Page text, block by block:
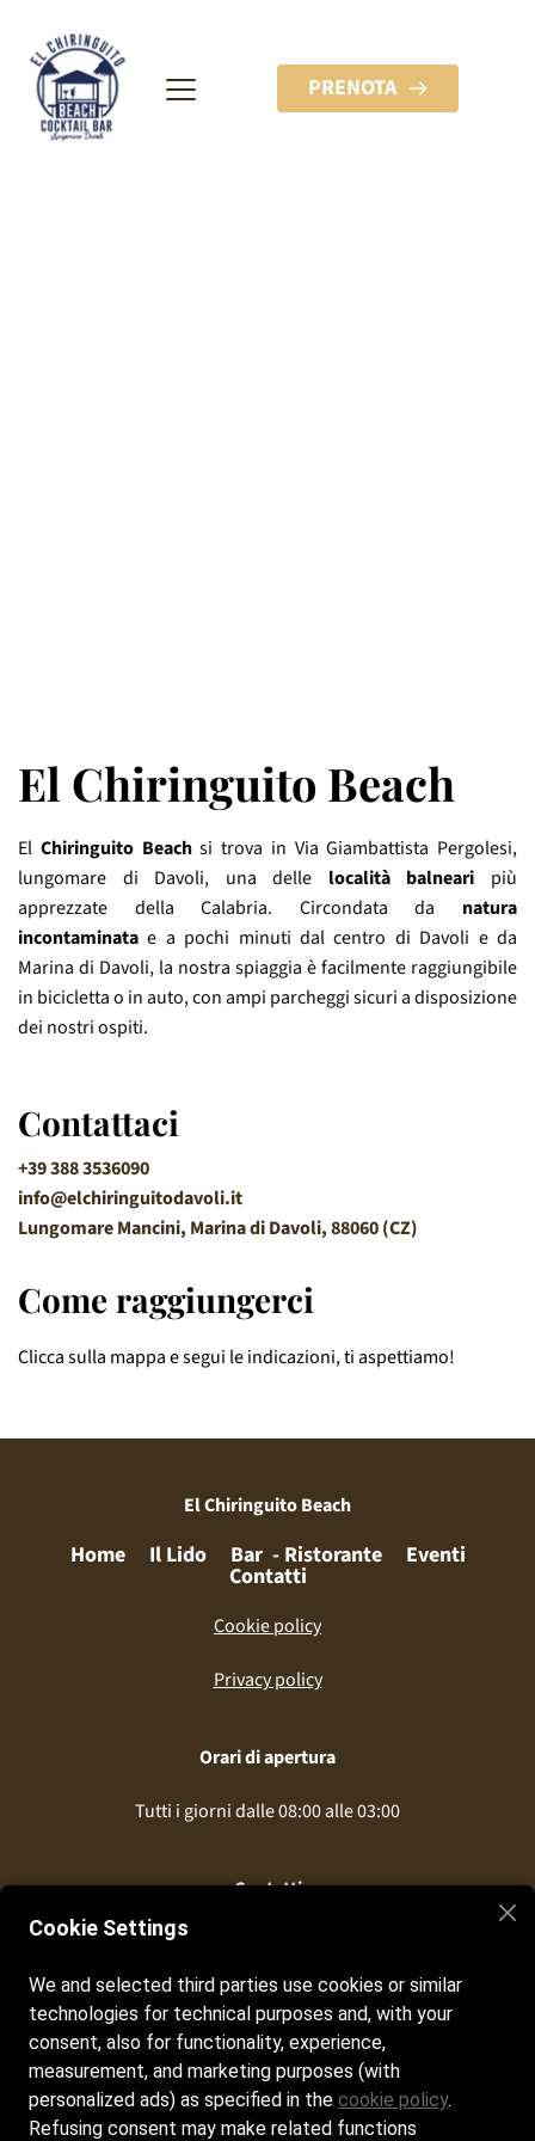
PRENOTA
El Chiringuito Beach
El Chiringuito Beachsi trova in Via Giambattista Pergolesi,
lungomare di Davoli, una delle località balneari più
apprezzate della Calabria. Circondata da natura
incontaminata e a pochi minuti dal centro di Davoli e da
Marina di Davoli, la nostra spiaggia è facilmente raggiungibile
in bicicletta o in auto, con ampi parcheggi sicuri a disposizione
dei nostri ospiti.
Contattaci
+39 388 3536090‬
info@elchiringuitodavoli.it
Lungomare Mancini, Marina di Davoli, 88060 (CZ)
Come raggiungerci
Clicca sulla mappa e segui le indicazioni, ti aspettiamo!
El Chiringuito Beach
Home Il Lido Bar  - Ristorante Eventi
Contatti
Cookie policy
Privacy policy
Orari di apertura
Tutti i giorni dalle 08:00 alle 03:00
Contatti
info@elchiringuitodavoli.it
+39 388 3536090‬
Seguici sui nostri social
Instagram
Cookie Settings
We and selected third parties use cookies or similar
technologies for technical purposes and, with your
consent, also for functionality, experience,
measurement, and marketing purposes (with
personalized ads) as specified in the cookie policy.
Refusing consent may make related functions